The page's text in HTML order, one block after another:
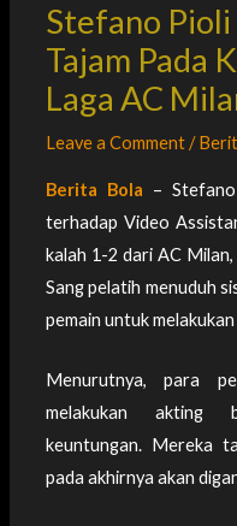
Stefano
Tajam Pada
Laga AC
Leave a Comment/
Berita Bola –
terhadap Video
kalah 1-2 dari AC
Sang pelatih menuduh
pemain untuk melakukan
Menurutnya, para
melakukan akting
keuntungan. Mereka
pada akhirnya akan